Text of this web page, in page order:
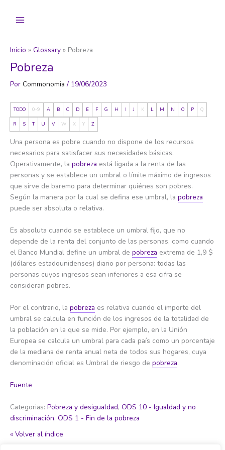
Inicio Glossary Pobreza
Pobreza
Por Commonomia / 19/06/2023
TODO 0-9 A B C D E F G H J K L M N O P Q
R S T U V W X Y Z
Una persona es pobre cuando no dispone de los recursos
necesarios para satisfacer sus necesidades básicas.
Operativamente, la pobreza está ligada a la renta de las
personas y se establece un umbral o límite máximo de ingresos
que sirve de baremo para determinar quiénes son pobres.
Según la manera por la cual se defina ese umbral, la pobreza
puede ser absoluta o relativa.
Es absoluta cuando se establece un umbral fijo, que no
depende de la renta del conjunto de las personas, como cuando
el Banco Mundial define un umbral de pobreza extrema de 1,9 $
(dólares estadounidenses) diario por persona: todas las
personas cuyos ingresos sean inferiores a esa cifra se
consideran pobres.
Por el contrario, la pobreza es relativa cuando el importe del
umbral se calcula en función de los ingresos de la totalidad de
la población en la que se mide. Por ejemplo, en la Unión
Europea se calcula un umbral para cada país como un porcentaje
de la mediana de renta anual neta de todos sus hogares, cuya
denominación oficial es Umbral de riesgo de pobreza.
Fuente
Categorias: Pobreza y desigualdad, ODS 10 - Igualdad y no
discriminación, ODS 1 - Fin de la pobreza
« Volver al índice